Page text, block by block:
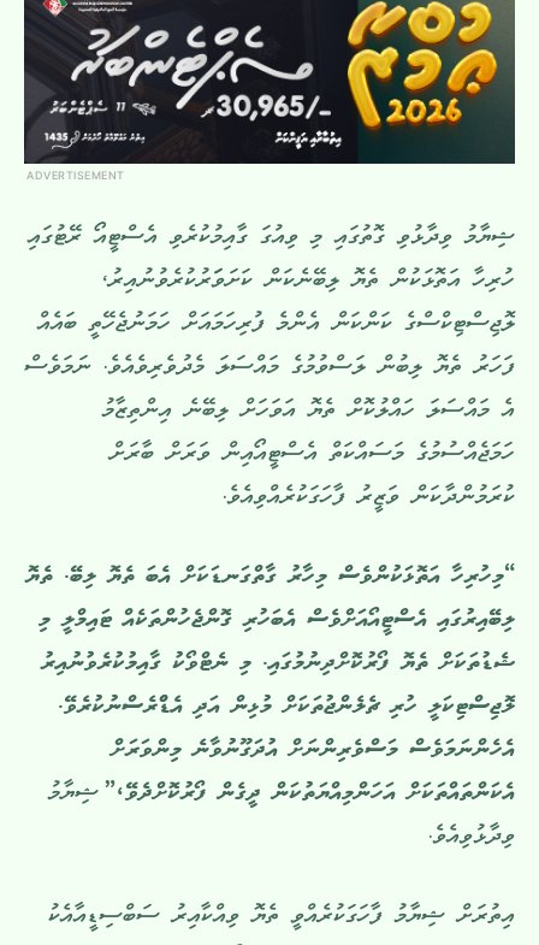
ADVERTISEMENT
ޝިޔާމު ވިދާޅުވި ގޮތުގައި މި ވިއުގަ ގާއިމުކުރެވި އެސްޓީއޯ ރޭޓުގައި
ހުރިހާ އަތޮޅަކުން ތެޔޮ ލިބޭނެކަން ކަށަވަަރުކުރެވުނުއިރު،
ލޮޖިސްޓިކްސްގެ ކަންކަން އެންމެ ފުރިހަމައަށް ހަމަނުޖެހޭތީ ބައެއް
ފަހަރު ތެޔޮ ލިބުން ލަސްވުމުގެ މައްސަލަ މެދުވެރިވެއެވެ. ނަމަވެސް
އެ މައްސަލަ ހައްލުކޮށް ތެޔޮ އަވަހަށް ލިބޭނެ އިންތިޒާމު
ހަމަޖެއްސުމުގެ މަސައްކަތް އެސްޓީއޯއިން ވަރަށް ބާރަށް
ކުރަމުންދާކަން ވަޒީރު ފާހަގަކުރެއްވިއެވެ.
“މިހުރިހާ އަތޮޅަކުންވެސް މިހާރު ގާތްގަނޑަކަށް އެބަ ތެޔޮ ލިބޭ. ތެޔޮ
ލިބޭއިރުގައި އެސްޓީއޯއަށްވެސް އެބަހުރި ގޮންޖެހުންތަކެއް ޓައިމްލީ މި
ޝެޑުތަކަށް ތެޔޮ ފޯރުކޮށްދިނުމުގައި. މި ނެޓްވޯކު ގާއިމުކުރެވުނުއިރު
ލޮޖިސްޓިކަލީ ހުރި ޗެލެންޖުތަކަށް މުޅިން އަދި އެޑްްރެސްނުކުރެވޭ.
އެހެންނަމަވެސް މަސްވެރިންނަށް އުދަގޫނުވާނެ މިންވަރަށް
އެކަންތައްތަކަށް އަހަންމިއްޔަތުކަން ދީގެން ފޯރުކޮށްދެވޭ،” ޝިޔާމު
ވިދާޅުވިއެވެ.
އިތުރަށް ޝިޔާމު ފާހަގަކުރެއްވީ ތެޔޮ ވިއްކާއިރު ސަބްސިޑީއާއެކު